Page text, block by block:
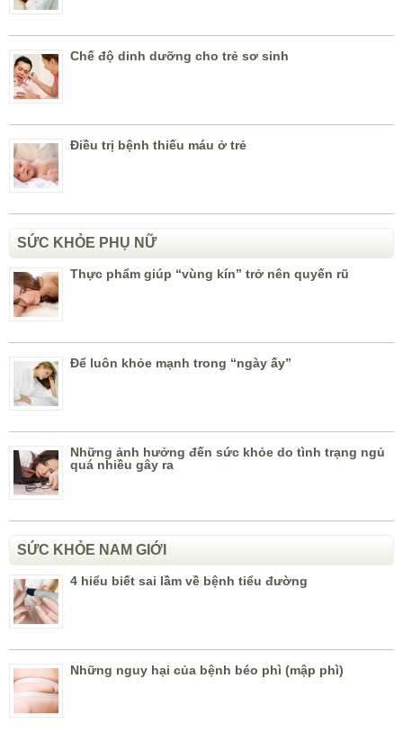
Chế độ dinh dưỡng cho trẻ sơ sinh
Điều trị bệnh thiếu máu ở trẻ
SỨC KHỎE PHỤ NỮ
Thực phẩm giúp “vùng kín” trở nên quyến rũ
Để luôn khỏe mạnh trong “ngày ấy”
Những ảnh hưởng đến sức khỏe do tình trạng ngủ
quá nhiều gây ra
SỨC KHỎE NAM GIỚI
4 hiểu biết sai lầm về bệnh tiểu đường
Những nguy hại của bệnh béo phì (mập phì)